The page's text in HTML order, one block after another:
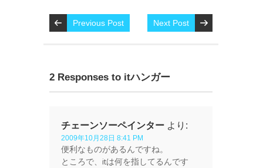
Previous Post Next Post
2 Responses to itハンガー
チェーンソーペインター より:
2009年10月28日 8:41 PM
便利なものがあるんですね。
ところで、itは何を指してるんです